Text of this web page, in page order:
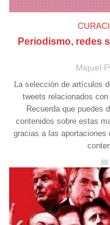
Periodismo, redes
Miquel
La selección de artículos
tweets relacionados
Recuerda que puedes
contenidos sobre estas
gracias a las aportaciones
chat_bubble